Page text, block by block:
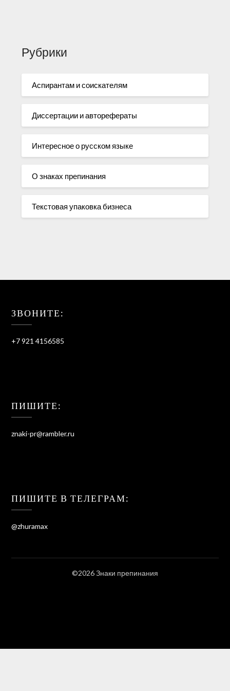
Рубрики
Аспирантам и соискателям
Диссертации и авторефераты
Интересное о русском языке
О знаках препинания
Текстовая упаковка бизнеса
ЗВОНИТЕ:
+7 921 4156585
ПИШИТЕ:
znaki-pr@rambler.ru
ПИШИТЕ В ТЕЛЕГРАМ:
@zhuramax
©2026 Знаки препинания